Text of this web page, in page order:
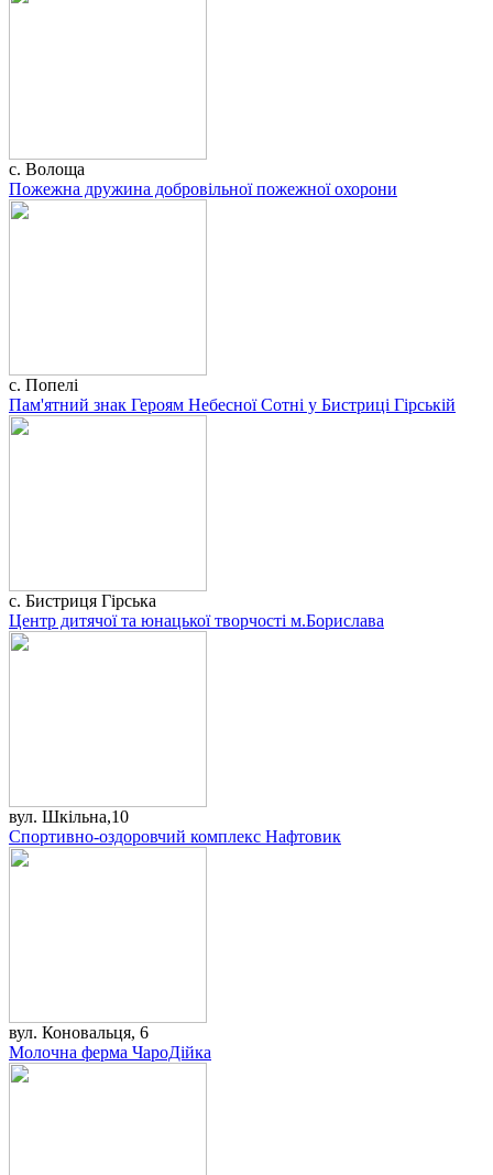
с. Волоща
Пожежна дружина добровільної пожежної охорони
с. Попелі
Пам'ятний знак Героям Небесної Сотні у Бистриці Гірській
с. Бистриця Гірська
Центр дитячої та юнацької творчості м.Борислава
вул. Шкільна,10
Спортивно-оздоровчий комплекс Нафтовик
вул. Коновальця, 6
Молочна ферма ЧароДій­ка